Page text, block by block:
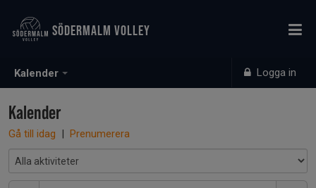
Kalender Logga in
SÖDERMALM VOLLEY
Kalender
Gå till idag | Prenumerera